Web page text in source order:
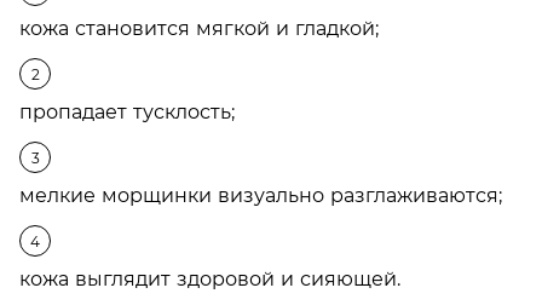
кожа становится мягкой и гладкой;
пропадает тусклость;
мелкие морщинки визуально разглаживаются;
кожа выглядит здоровой и сияющей.